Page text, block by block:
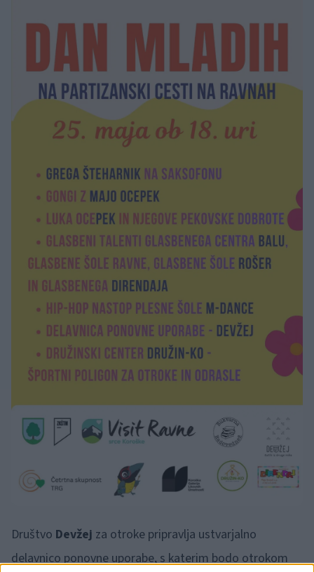
Društvo Devžej za otroke pripravlja ustvarjalno
delavnico ponovne uporabe, s katerim bodo otrokom